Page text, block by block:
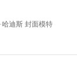
哈迪斯 封面模特